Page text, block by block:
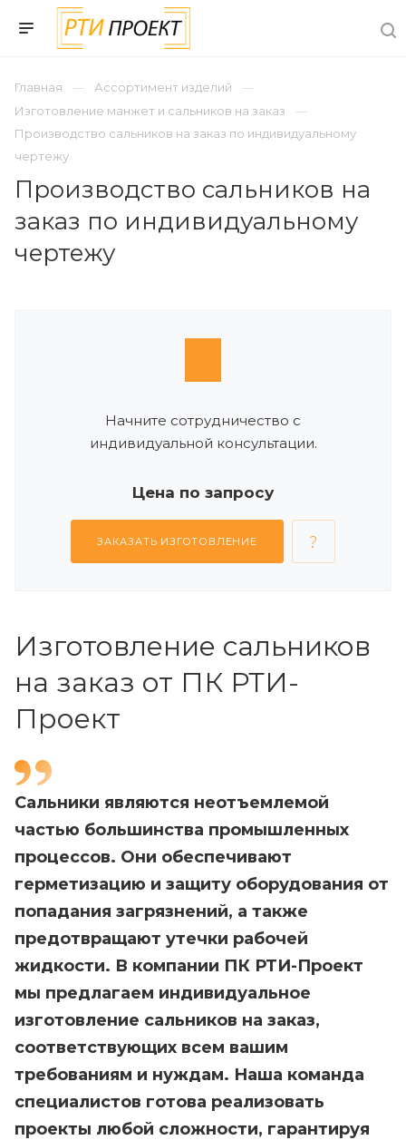
Главная
Ассортимент изделий
Изготовление манжет и сальников на заказ
Производство сальников на заказ по индивидуальному
чертежу
Производство сальников на
заказ по индивидуальному
чертежу
Начните сотрудничество с
индивидуальной консультации.
Цена по запросу
ЗАКАЗАТЬ ИЗГОТОВЛЕНИЕ
Изготовление сальников
на заказ от ПК РТИ-
Проект
Сальники являются неотъемлемой
частью большинства промышленных
процессов. Они обеспечивают
герметизацию и защиту оборудования от
попадания загрязнений, а также
предотвращают утечки рабочей
жидкости. В компании ПК РТИ-Проект
мы предлагаем индивидуальное
изготовление сальников на заказ,
соответствующих всем вашим
требованиям и нуждам. Наша команда
специалистов готова реализовать
проекты любой сложности, гарантируя